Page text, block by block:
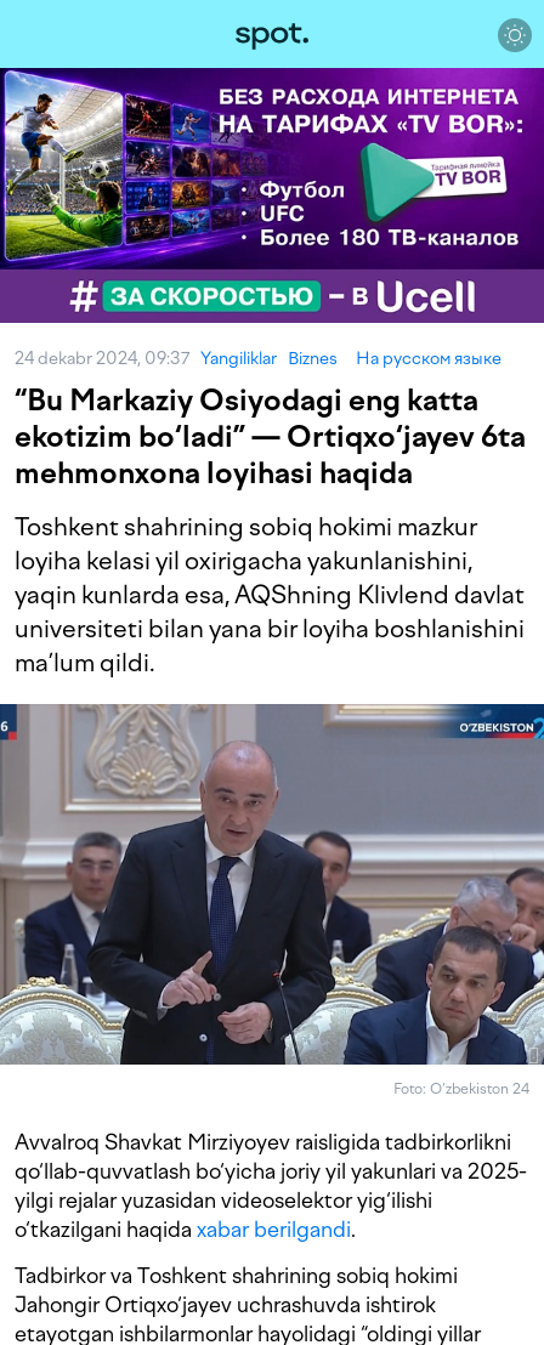
24 dekabr 2024, 09:37 Yangiliklar Biznes На русском языке
“Bu Markaziy Osiyodagi eng katta
ekotizim bo‘ladi” — Ortiqxo‘jayev 6ta
mehmonxona loyihasi haqida
Toshkent shahrining sobiq hokimi mazkur
loyiha kelasi yil oxirigacha yakunlanishini,
yaqin kunlarda esa, AQShning Klivlend davlat
universiteti bilan yana bir loyiha boshlanishini
ma’lum qildi.
Foto: O‘zbekiston 24
Avvalroq Shavkat Mirziyoyev raisligida tadbirkorlikni
qo‘llab-quvvatlash bo‘yicha joriy yil yakunlari va 2025-
yilgi rejalar yuzasidan videoselektor yig‘ilishi
o‘tkazilgani haqida xabar berilgandi.
Tadbirkor va Toshkent shahrining sobiq hokimi
Jahongir Ortiqxo‘jayev uchrashuvda ishtirok
etayotgan ishbilarmonlar hayolidagi “oldingi yillar